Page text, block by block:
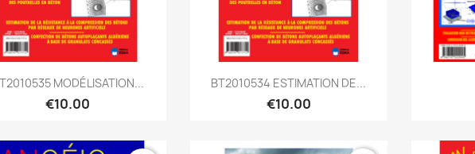
Quick view
MODÉLISATION...
€10.00
Quick view
BT2010534 ESTIMATION DE...
€10.00